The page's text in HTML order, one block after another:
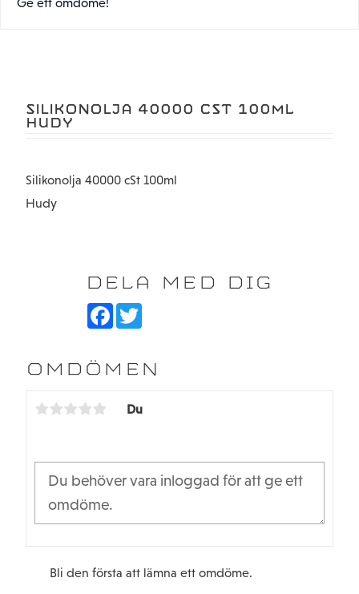
SILIKONOLJA 40000 CST 100ML
HUDY
Silikonolja 40000 cSt 100ml
Hudy
DELA MED DIG
F
b
o
T
t
e
OMDÖMEN
Du
Bli den första att lämna ett omdöme.